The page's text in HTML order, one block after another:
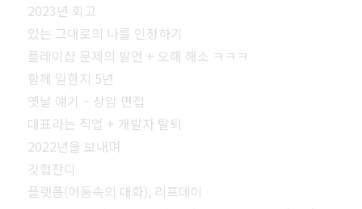
2023년 회고
있는 그대로의 나를 인정하기
플레이샵 문제의 발언 + 오해 해소 ㅋㅋㅋ
함께 일한지 5년
옛날 얘기 – 상암 면접
대표라는 직업 + 개발자 탈퇴
2022년을 보내며
깃헙잔디
플랫폼(어둠속의 대화), 리프데이